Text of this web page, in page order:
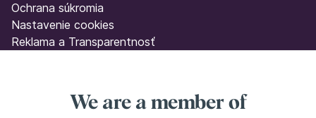
Ochrana súkromia
Nastavenie cookies
Reklama a Transparentnosť
We are a member of